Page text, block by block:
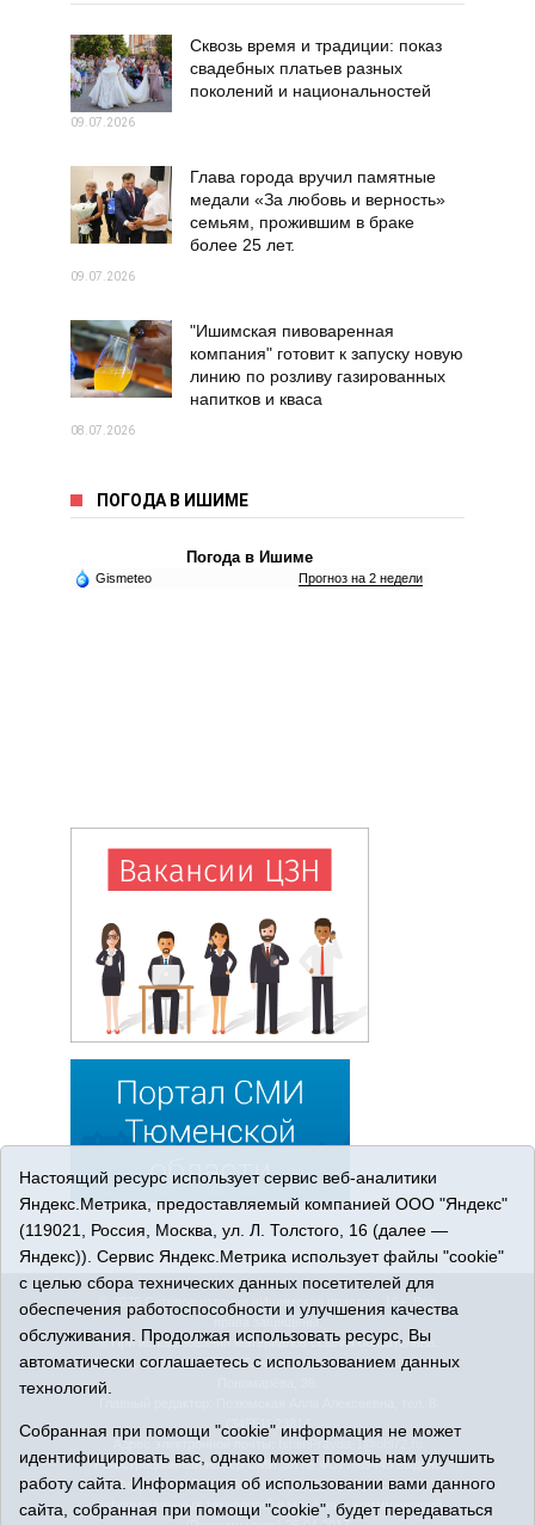
Сквозь время и традиции: показ
свадебных платьев разных
поколений и национальностей
09.07.2026
Глава города вручил памятные
медали «За любовь и верность»
семьям, прожившим в браке
более 25 лет.
09.07.2026
"Ишимская пивоваренная
компания" готовит к запуску новую
линию по розливу газированных
напитков и кваса
08.07.2026
ПОГОДА В ИШИМЕ
Погода в Ишиме
Gismeteo Прогноз на 2 недели
© 2026 Сетевое издание «Ишимская правда». 16+. Все
права защищены.
© При использовании материалов ссылка обязательна.
Адрес редакции: 627750 Тюменская область, г. Ишим, ул.
(34551) 23814
Адрес электронной почты:
IshimPravda-1@obl72.ru
Регистрационный номер СМИ Эл № ФС77-69445 выдано
Федеральной службой по надзору в сфере связи,
информационных технологий и массовых коммуникаций
Настоящий ресурс использует сервис веб-аналитики
Яндекс.Метрика, предоставляемый компанией ООО "Яндекс"
(119021, Россия, Москва, ул. Л. Толстого, 16 (далее —
Яндекс)). Сервис Яндекс.Метрика использует файлы "cookie"
с целью сбора технических данных посетителей для
обеспечения работоспособности и улучшения качества
обслуживания. Продолжая использовать ресурс, Вы
автоматически соглашаетесь с использованием данных
технологий.
Собранная при помощи "cookie" информация не может
идентифицировать вас, однако может помочь нам улучшить
работу сайта. Информация об использовании вами данного
сайта, собранная при помощи "cookie", будет передаваться